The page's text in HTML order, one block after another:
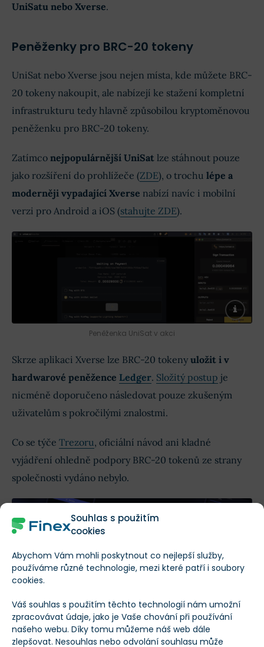
Souhlas s použitím
cookies
Abychom Vám mohli poskytnout co nejlepší služby,
používáme různé technologie, mezi které patří i soubory
cookies.
Váš souhlas s použitím těchto technologií nám umožní
zpracovávat údaje, jako je Vaše chování při používání
našeho webu. Díky tomu můžeme náš web dále
zlepšovat. Nesouhlas nebo odvolání souhlasu může
UniSatu nebo Xverse.
Peněženky pro BRC-20 tokeny
UniSat nebo Xverse jsou nejen místa, kde můžete BRC-
20 tokeny nakoupit, ale nabízejí ke stažení kompletní
infrastrukturu tedy hlavně způsobilou kryptoměnovou
peněženku pro BRC-20 tokeny.
Zatímco nejpopulárnější UniSat lze stáhnout pouze
jako rozšíření do prohlížeče (ZDE), o trochu lépe a
moderněji vypadající Xverse nabízí navíc i mobilní
verzi pro Android a iOS (stahujte ZDE).
Peněženka UniSat v akci
Skrze aplikaci Xverse lze BRC-20 tokeny uložit i v
hardwarové peněžence Ledger. Složitý postup je
nicméně doporučeno následovat pouze zkušeným
uživatelům s pokročilými znalostmi.
Co se týče Trezoru, oficiální návod ani kladné
vyjádření ohledně podpory BRC-20 tokenů ze strany
společnosti vydáno nebylo.
Představení peněženky Xverse